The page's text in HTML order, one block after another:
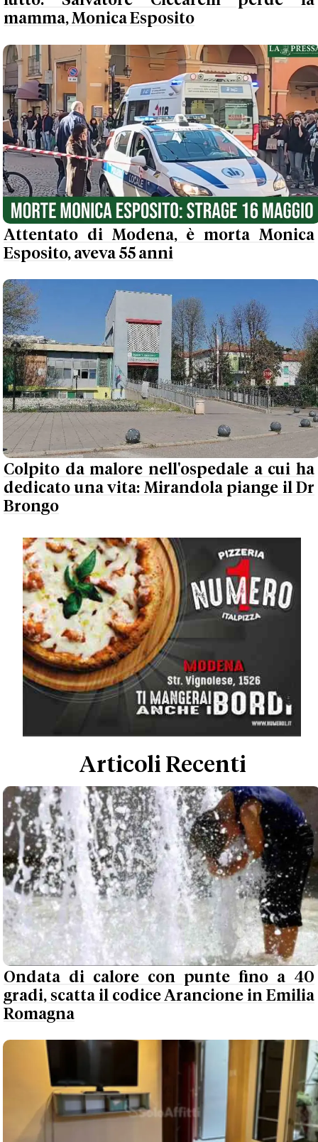
mamma, Monica Esposito
Attentato di Modena, è morta Monica
Esposito, aveva 55 anni
Colpito da malore nell'ospedale a cui ha
dedicato una vita: Mirandola piange il Dr
Brongo
Articoli Recenti
Ondata di calore con punte fino a 40
gradi, scatta il codice Arancione in Emilia
Romagna